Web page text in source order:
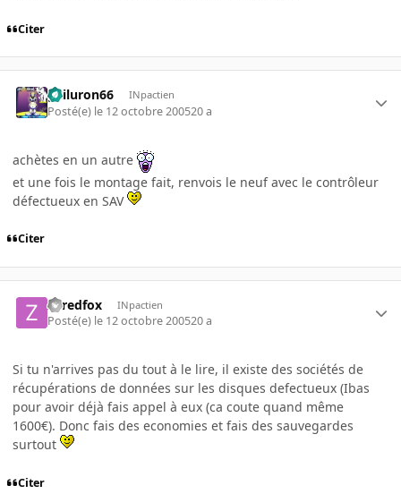
Citer
gailuron66 INpactien
Posté(e) le 12 octobre 200520 a
achètes en un autre
et une fois le montage fait, renvois le neuf avec le contrôleur
défectueux en SAV
Citer
Zeredfox INpactien
Posté(e) le 12 octobre 200520 a
Si tu n'arrives pas du tout à le lire, il existe des sociétés de
récupérations de données sur les disques defectueux (Ibas
pour avoir déjà fais appel à eux (ca coute quand même
1600€). Donc fais des economies et fais des sauvegardes
surtout
Citer